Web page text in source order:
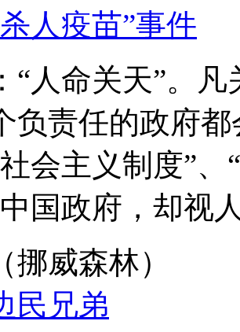
人疫苗”事件
“人命关天”。
负责任的政府
会主义制度”
国政府，却视
挪威森林）
民兄弟